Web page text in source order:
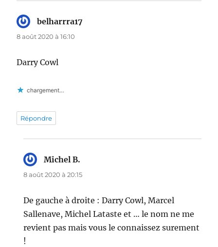
belharrra17
8 août 2020 à 16:10
Darry Cowl
chargement…
Répondre
Michel B.
8 août 2020 à 20:15
De gauche à droite : Darry Cowl, Marcel
Sallenave, Michel Lataste et … le nom ne me
revient pas mais vous le connaissez surement
!